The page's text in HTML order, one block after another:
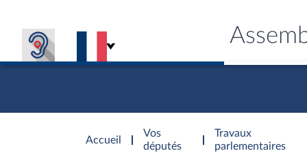
Accueil
d'accueil
Vos
députés
Travaux
parlementaires